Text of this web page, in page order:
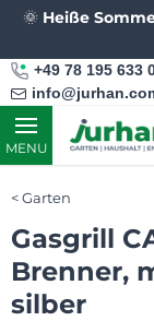
🌞 Heiße
+49 78 195 633
MENU
Garten
Gasgrill
Brenner,
silber